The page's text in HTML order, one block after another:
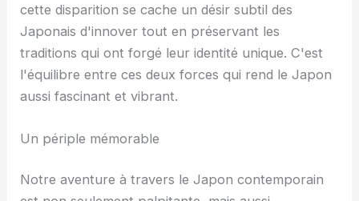
cette disparition se cache un désir subtil des
Japonais d'innover tout en préservant les
traditions qui ont forgé leur identité unique. C'est
l'équilibre entre ces deux forces qui rend le Japon
aussi fascinant et vibrant.
Un périple mémorable
Notre aventure à travers le Japon contemporain